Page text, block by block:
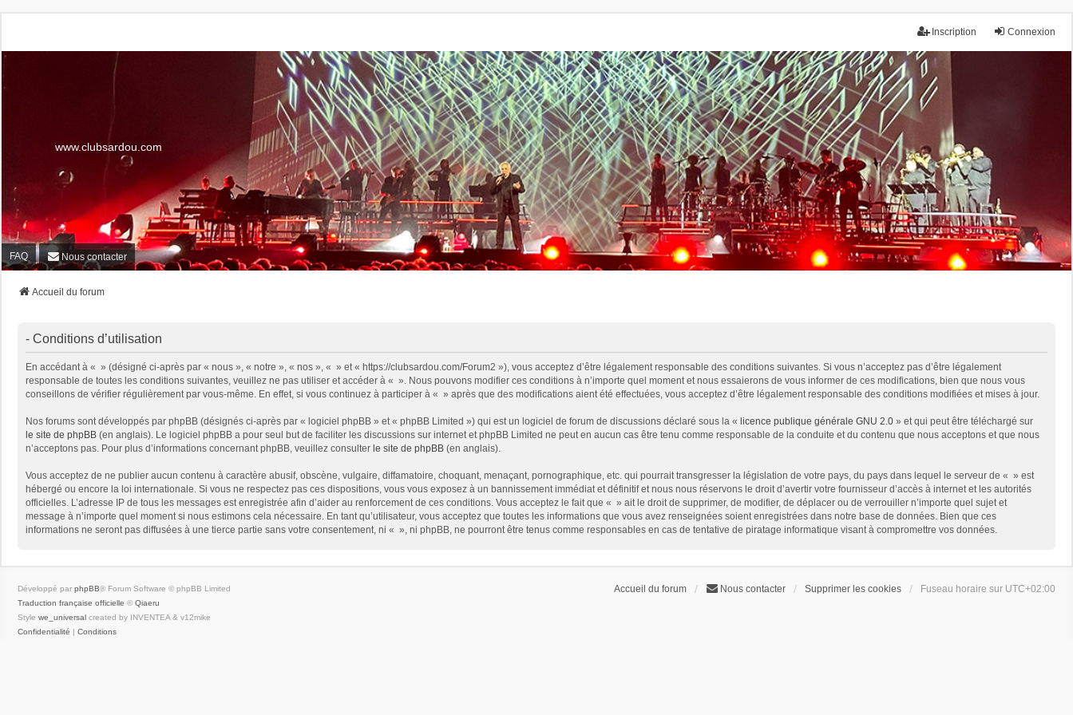
Connexion
Inscription
www.clubsardou.com
FAQ Nous contacter
Accueil du forum
- Conditions d’utilisation
En accédant à « » (désigné ci-après par « nous », « notre », « nos », « » et « https://clubsardou.com/Forum2 »), vous acceptez d’être légalement responsable des conditions suivantes. Si vous n’acceptez pas d’être légalement
responsable de toutes les conditions suivantes, veuillez ne pas utiliser et accéder à « ». Nous pouvons modifier ces conditions à n’importe quel moment et nous essaierons de vous informer de ces modifications, bien que nous vous
conseillons de vérifier régulièrement par vous-même. En effet, si vous continuez à participer à « » après que des modifications aient été effectuées, vous acceptez d’être légalement responsable des conditions modifiées et mises à jour.
Nos forums sont développés par phpBB (désignés ci-après par « logiciel phpBB » et « phpBB Limited ») qui est un logiciel de forum de discussions déclaré sous la « licence publique générale GNU 2.0 » et qui peut être téléchargé sur
le site de phpBB (en anglais). Le logiciel phpBB a pour seul but de faciliter les discussions sur internet et phpBB Limited ne peut en aucun cas être tenu comme responsable de la conduite et du contenu que nous acceptons et que nous
n’acceptons pas. Pour plus d’informations concernant phpBB, veuillez consulter le site de phpBB (en anglais).
Vous acceptez de ne publier aucun contenu à caractère abusif, obscène, vulgaire, diffamatoire, choquant, menaçant, pornographique, etc. qui pourrait transgresser la législation de votre pays, du pays dans lequel le serveur de « » est
hébergé ou encore la loi internationale. Si vous ne respectez pas ces dispositions, vous vous exposez à un bannissement immédiat et définitif et nous nous réservons le droit d’avertir votre fournisseur d’accès à internet et les autorités
officielles. L’adresse IP de tous les messages est enregistrée afin d’aider au renforcement de ces conditions. Vous acceptez le fait que « » ait le droit de supprimer, de modifier, de déplacer ou de verrouiller n’importe quel sujet et
message à n’importe quel moment si nous estimons cela nécessaire. En tant qu’utilisateur, vous acceptez que toutes les informations que vous avez renseignées soient enregistrées dans notre base de données. Bien que ces
informations ne seront pas diffusées à une tierce partie sans votre consentement, ni « », ni phpBB, ne pourront être tenus comme responsables en cas de tentative de piratage informatique visant à compromettre vos données.
Accueil du forum Nous contacter Supprimer les cookies Fuseau horaire sur UTC+02:00
Développé par phpBB® Forum Software © phpBB Limited
Traduction française officielle © Qiaeru
Style we_universal created by INVENTEA & v12mike
Confidentialité | Conditions